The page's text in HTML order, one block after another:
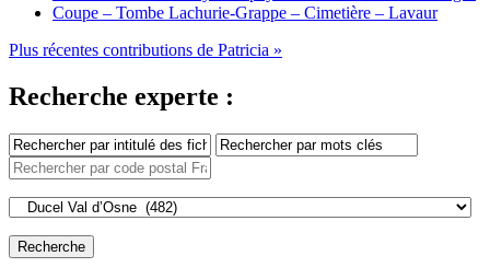
Coupe – Tombe Lachurie-Grappe – Cimetière – Lavaur
Plus récentes contributions de Patricia »
Recherche experte :